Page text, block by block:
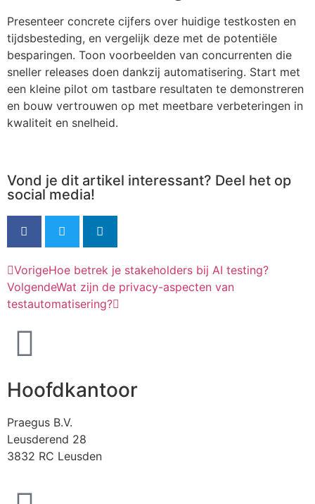
Presenteer concrete cijfers over huidige testkosten en
tijdsbesteding, en vergelijk deze met de potentiële
besparingen. Toon voorbeelden van concurrenten die
sneller releases doen dankzij automatisering. Start met
een kleine pilot om tastbare resultaten te demonstreren
en bouw vertrouwen op met meetbare verbeteringen in
kwaliteit en snelheid.
Vond je dit artikel interessant? Deel het op
social media!
VorigeHoe betrek je stakeholders bij AI testing?
VolgendeWat zijn de privacy-aspecten van
testautomatisering?
Hoofdkantoor
Praegus B.V.
Leusderend 28
3832 RC Leusden